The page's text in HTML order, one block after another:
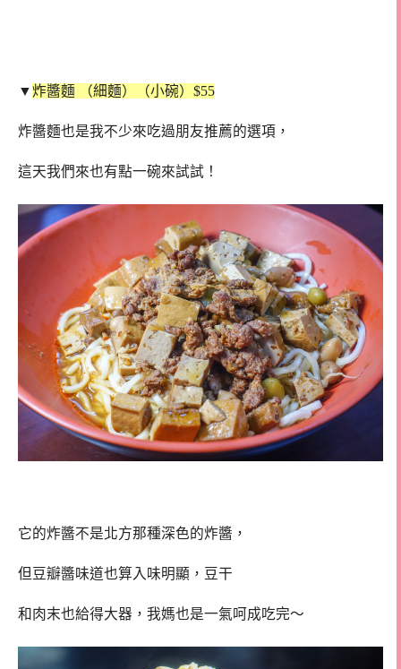
▼炸醬麵 （細麵）（小碗）$55
炸醬麵也是我不少來吃過朋友推薦的選項，
這天我們來也有點一碗來試試！
它的炸醬不是北方那種深色的炸醬，
但豆瓣醬味道也算入味明顯，豆干
和肉末也給得大器，我媽也是一氣呵成吃完～